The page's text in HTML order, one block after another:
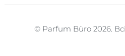
© Parfum Büro 2026.